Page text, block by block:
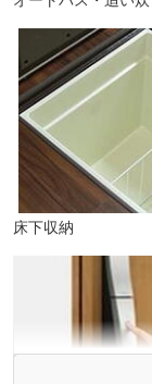
ASO苅田まで3124m
■【図書館】苅田
分）
■【銀行】福岡
41分）
■【公園】朽網中
■【公園】日豊
■【公園】昭和
■【駅】日豊本線
ご見学終了後、
◎現居のお困り事
◎月々のお支払
◎いくらまで住
◎諸費用等につ
その他、ご納得
ん！お身内の方
ご招待頂き、再
床下収納